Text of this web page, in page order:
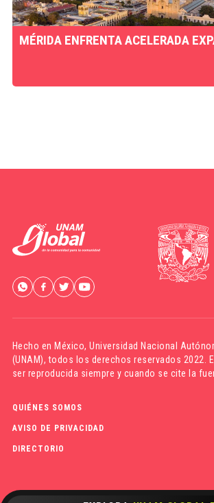
MÉRIDA ENFRENTA ACELERADA
Hecho en México,Universidad Nacional
(UNAM), todos los derechos reservados 2022.
ser reproducida siempre y cuando se cite la
QUIÉNES SOMOS
AVISO DE PRIVACIDAD
DIRECTORIO